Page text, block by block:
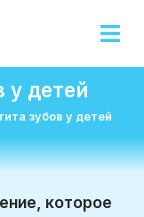
у детей
зубов у детей
которое